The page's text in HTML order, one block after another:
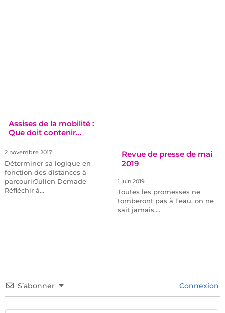
fonction des distances à
parcourirJulien Demade
Revue de presse de mai
2019
1 juin 2019
Toutes les promesses ne
tomberont pas à l'eau, on ne
sait jamais.…
S’abonner Connexion